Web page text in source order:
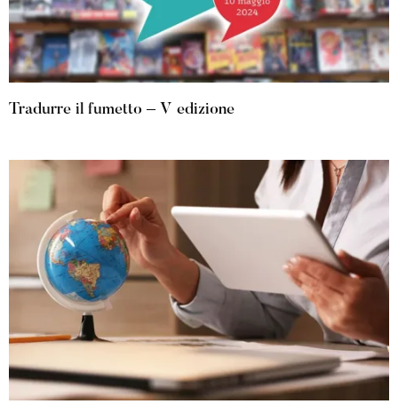
Tradurre il fumetto – V edizione